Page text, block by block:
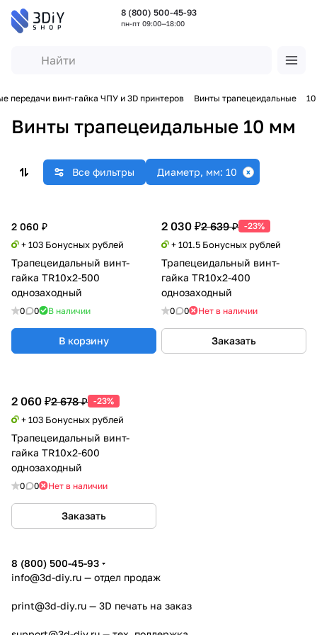
8 (800) 500-45-93
пн-пт 09:00—18:00
передачи винт-гайка ЧПУ и 3D принтеров Винты трапецеидальные
Винты трапецеидальные 10 мм
Все фильтры Диаметр, мм: 10
2 060 ₽
+ 103 Бонусных рублей
Трапецеидальный винт-
гайка TR10x2-500
однозаходный
0 0 В наличии
В корзину
2 030 ₽2 639 ₽ -23%
+ 101.5 Бонусных рублей
Трапецеидальный винт-
гайка TR10x2-400
однозаходный
0 0 Нет в наличии
Заказать
2 060 ₽2 678 ₽ -23%
+ 103 Бонусных рублей
Трапецеидальный винт-
гайка TR10x2-600
однозаходный
0 0 Нет в наличии
Заказать
8 (800) 500-45-93
info@3d-diy.ru — отдел продаж
print@3d-diy.ru — 3D печать на заказ